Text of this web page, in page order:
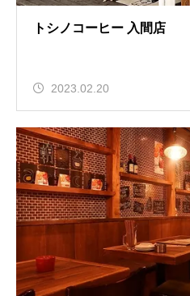
トシノコーヒー 入間店
2023.02.20